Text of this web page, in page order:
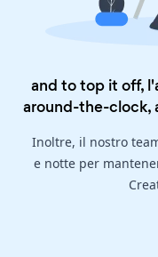
and to top it off,
around-the-clock,
Inoltre, il nostro
e notte per